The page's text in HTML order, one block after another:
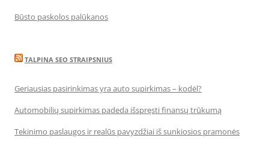
Būsto paskolos palūkanos
TALPINA SEO STRAIPSNIUS
Geriausias pasirinkimas yra auto supirkimas – kodėl?
Automobilių supirkimas padeda išspręsti finansų trūkumą
Tekinimo paslaugos ir realūs pavyzdžiai iš sunkiosios pramonės